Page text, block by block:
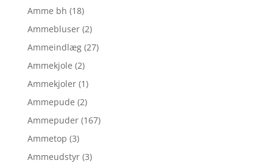
Amme bh (18)
Ammebluser (2)
Ammeindlæg (27)
Ammekjole (2)
Ammekjoler (1)
Ammepude (2)
Ammepuder (167)
Ammetop (3)
Ammeudstyr (3)